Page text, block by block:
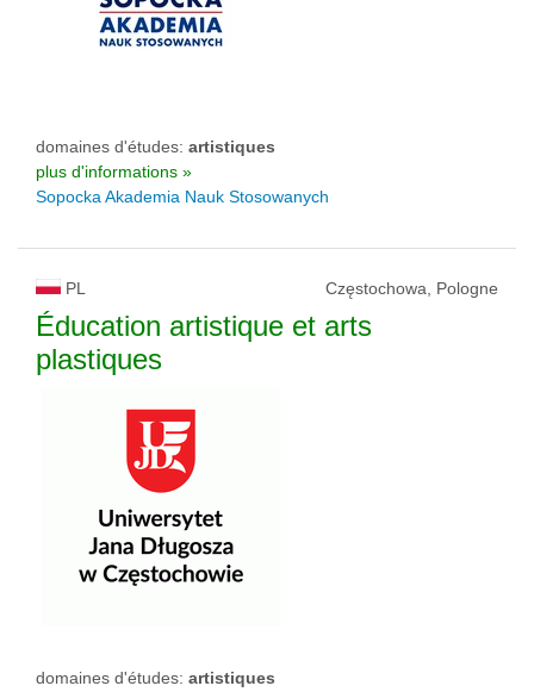
domaines d'études: artistiques
plus d'informations »
Sopocka Akademia Nauk Stosowanych
PL Częstochowa, Pologne
Éducation artistique et arts
plastiques
domaines d'études: artistiques